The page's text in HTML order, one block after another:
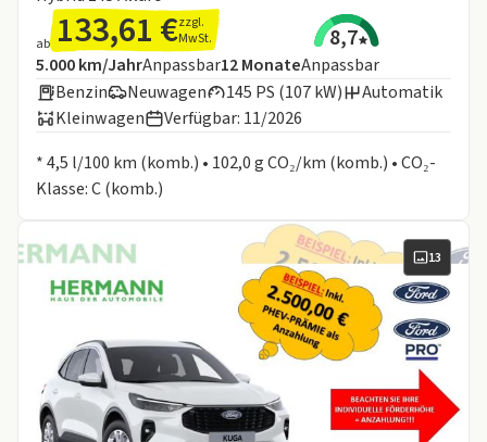
ab 133,61 €zzgl.
MwSt.
8,7
Angebotsdetails:
Inklusive Laufleistung
5.000 km/JahrAnpassbarLaufzeit
12MonateAnpassbar
Benzin
Neuwagen 145 PS (107 kW)
Automatik
Kleinwagen
Verfügbar: 11/2026
* 4,5 l/100 km (komb.) • 102,0 g CO₂/km (komb.) • CO₂-
Klasse: C (komb.)
13